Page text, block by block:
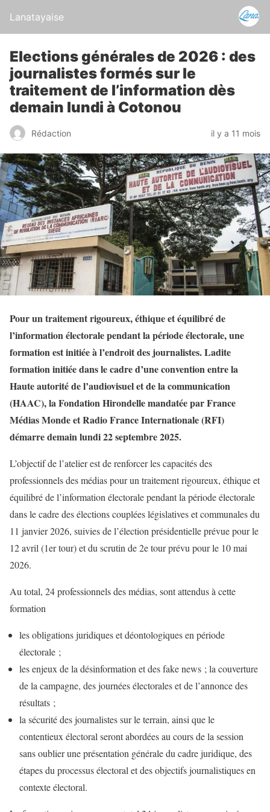
Lanatayaise
Elections générales de 2026 : des
journalistes formés sur le
traitement de l’information dès
demain lundi à Cotonou
Rédaction il y a 11 mois
Pour un traitement rigoureux, éthique et équilibré de
l’information électorale pendant la période électorale, une
formation est initiée à l’endroit des journalistes. Ladite
formation initiée dans le cadre d’une convention entre la
Haute autorité de l’audiovisuel et de la communication
(HAAC), la Fondation Hirondelle mandatée par France
Médias Monde et Radio France Internationale (RFI)
démarre demain lundi 22 septembre 2025.
L’objectif de l’atelier est de renforcer les capacités des
professionnels des médias pour un traitement rigoureux, éthique et
équilibré de l’information électorale pendant la période électorale
dans le cadre des élections couplées législatives et communales du
11 janvier 2026, suivies de l’élection présidentielle prévue pour le
12 avril (1er tour) et du scrutin de 2e tour prévu pour le 10 mai
2026.
Au total, 24 professionnels des médias, sont attendus à cette
formation
les obligations juridiques et déontologiques en période
électorale ;
les enjeux de la désinformation et des fake news ; la couverture
de la campagne, des journées électorales et de l’annonce des
résultats ;
la sécurité des journalistes sur le terrain, ainsi que le
contentieux électoral seront abordées au cours de la session
sans oublier une présentation générale du cadre juridique, des
étapes du processus électoral et des objectifs journalistiques en
contexte électoral.